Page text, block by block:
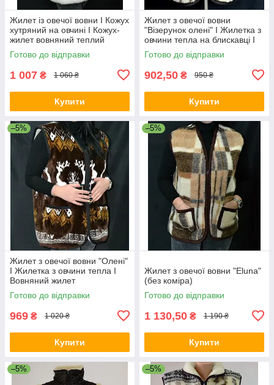
Жилет із овечої вовни I Кожух
хутряний на овчині I Кожух-
жилет вовняний теплий
Готово до відправки
1 007 ₴ 1 060 ₴
Купити
Жилет з овечої вовни
"Візерунок олені" I Жилетка з
овчини тепла на блискавці I
Хутряна жилетка
Готово до відправки
902,50 ₴ 950 ₴
Купити
–5%
Жилет з овечої вовни "Олені"
I Жилетка з овчини тепла I
Вовняний жилет
Готово до відправки
969 ₴ 1 020 ₴
Купити
–5%
Жилет з овечої вовни "Eluna"
(без коміра)
Готово до відправки
1 130,50 ₴ 1 190 ₴
Купити
–5% –5%